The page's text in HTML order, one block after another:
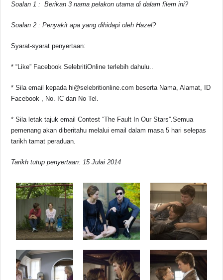
Soalan 1 : Berikan 3 nama pelakon utama di dalam filem ini?
Soalan 2 : Penyakit apa yang dihidapi oleh Hazel?
Syarat-syarat penyertaan:
* “Like” Facebook SelebritiOnline terlebih dahulu..
* Sila email kepada hi@selebritionline.com beserta Nama, Alamat, ID
Facebook , No. IC dan No Tel.
* Sila letak tajuk email Contest “The Fault In Our Stars”.Semua
pemenang akan diberitahu melalui email dalam masa 5 hari selepas
tarikh tamat peraduan.
Tarikh tutup penyertaan: 15 Julai 2014